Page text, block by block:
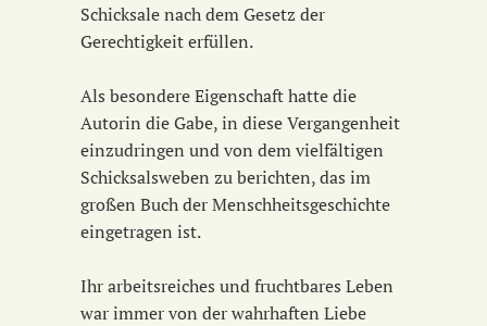
Schicksale nach dem Gesetz der
Gerechtigkeit erfüllen.
Als besondere Eigenschaft hatte die
Autorin die Gabe, in diese Vergangenheit
einzudringen und von dem vielfältigen
Schicksalsweben zu berichten, das im
großen Buch der Menschheitsgeschichte
eingetragen ist.
Ihr arbeitsreiches und fruchtbares Leben
war immer von der wahrhaften Liebe